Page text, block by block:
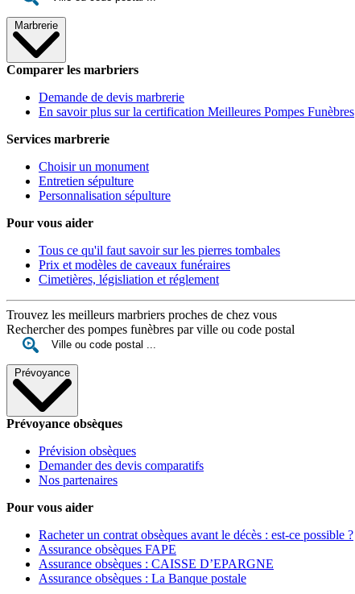
Marbrerie
Comparer les marbriers
Demande de devis marbrerie
En savoir plus sur la certification Meilleures Pompes Funèbres
Services marbrerie
Choisir un monument
Entretien sépulture
Personnalisation sépulture
Pour vous aider
Tous ce qu'il faut savoir sur les pierres tombales
Prix et modèles de caveaux funéraires
Cimetières, législiation et réglement
Trouvez les meilleurs marbriers proches de chez vous
Rechercher des pompes funèbres par ville ou code postal
Prévoyance
Prévoyance obsèques
Prévision obsèques
Demander des devis comparatifs
Nos partenaires
Pour vous aider
Racheter un contrat obsèques avant le décès : est-ce possible ?
Assurance obsèques FAPE
Assurance obsèques : CAISSE D’EPARGNE
Assurance obsèques : La Banque postale